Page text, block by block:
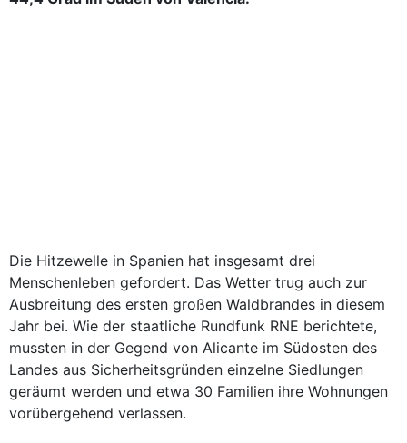
Die Hitzewelle in Spanien hat insgesamt drei
Menschenleben gefordert. Das Wetter trug auch zur
Ausbreitung des ersten großen Waldbrandes in diesem
Jahr bei. Wie der staatliche Rundfunk RNE berichtete,
mussten in der Gegend von Alicante im Südosten des
Landes aus Sicherheitsgründen einzelne Siedlungen
geräumt werden und etwa 30 Familien ihre Wohnungen
vorübergehend verlassen.